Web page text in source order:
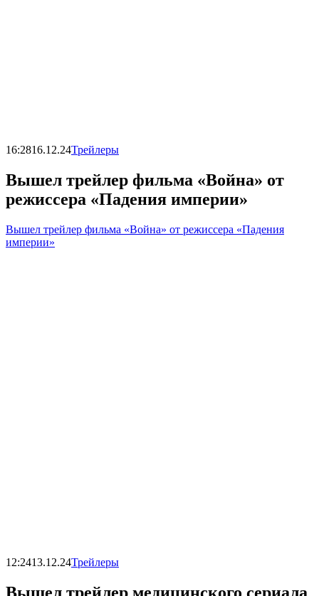
16:2816.12.24Трейлеры
Вышел трейлер фильма «Война» от
режиссера «Падения империи»
Вышел трейлер фильма «Война» от режиссера «Падения
империи»
12:2413.12.24Трейлеры